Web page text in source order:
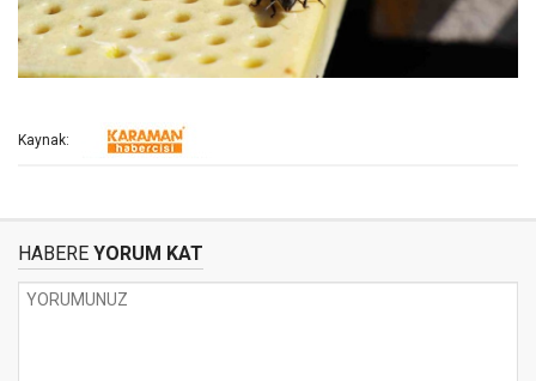
Kaynak:
HABERE YORUM KAT